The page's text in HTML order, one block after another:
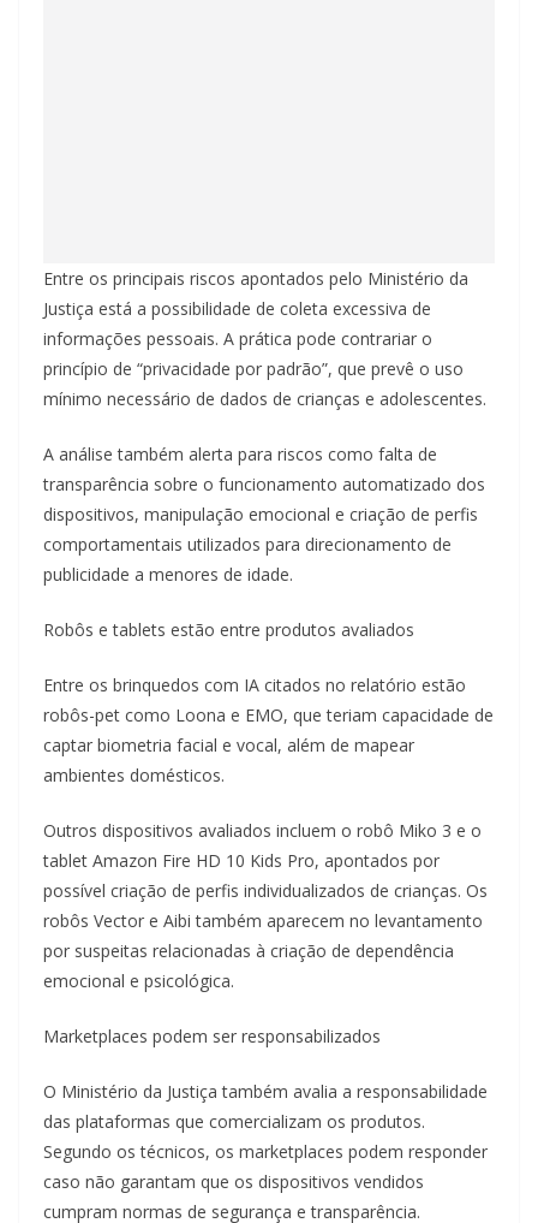
Entre os principais riscos apontados pelo Ministério da
Justiça está a possibilidade de coleta excessiva de
informações pessoais. A prática pode contrariar o
princípio de “privacidade por padrão”, que prevê o uso
mínimo necessário de dados de crianças e adolescentes.
A análise também alerta para riscos como falta de
transparência sobre o funcionamento automatizado dos
dispositivos, manipulação emocional e criação de perfis
comportamentais utilizados para direcionamento de
publicidade a menores de idade.
Robôs e tablets estão entre produtos avaliados
Entre os brinquedos com IA citados no relatório estão
robôs-pet como Loona e EMO, que teriam capacidade de
captar biometria facial e vocal, além de mapear
ambientes domésticos.
Outros dispositivos avaliados incluem o robô Miko 3 e o
tablet Amazon Fire HD 10 Kids Pro, apontados por
possível criação de perfis individualizados de crianças. Os
robôs Vector e Aibi também aparecem no levantamento
por suspeitas relacionadas à criação de dependência
emocional e psicológica.
Marketplaces podem ser responsabilizados
O Ministério da Justiça também avalia a responsabilidade
das plataformas que comercializam os produtos.
Segundo os técnicos, os marketplaces podem responder
caso não garantam que os dispositivos vendidos
cumpram normas de segurança e transparência.